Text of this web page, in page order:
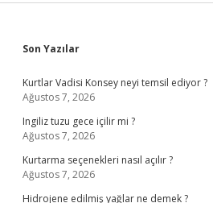
Sidebar
Son Yazılar
Kurtlar Vadisi Konsey neyi temsil ediyor ?
Ağustos 7, 2026
Ingiliz tuzu gece içilir mi ?
Ağustos 7, 2026
Kurtarma seçenekleri nasıl açılır ?
Ağustos 7, 2026
Hidrojene edilmiş yağlar ne demek ?